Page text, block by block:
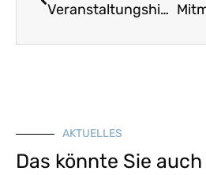
Veranstaltungshinweis: „Umbau statt Abriss – Perspektiven für Bayerns Schulen“, am 16.01. in Landshut
AKTUELLES
Das könnte Sie